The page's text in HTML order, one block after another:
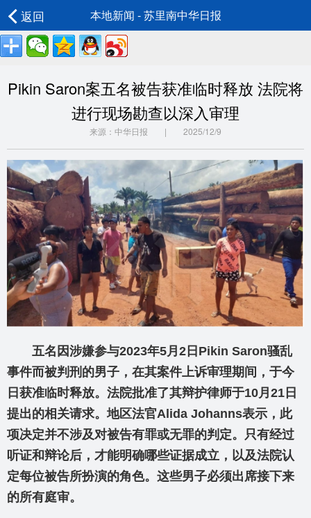
返回 本地新闻 - 苏里南中华日报
Pikin Saron案五名被告获准临时释放 法院将
进行现场勘查以深入审理
来源：中华日报 | 2025/12/9
五名因涉嫌参与2023年5月2日Pikin Saron骚乱
事件而被判刑的男子，在其案件上诉审理期间，于今
日获准临时释放。法院批准了其辩护律师于10月21日
提出的相关请求。地区法官Alida Johanns表示，此
项决定并不涉及对被告有罪或无罪的判定。只有经过
听证和辩论后，才能明确哪些证据成立，以及法院认
定每位被告所扮演的角色。这些男子必须出席接下来
的所有庭审。